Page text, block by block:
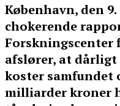
København, den
chokerende
Forskningscenter
afslører, at
koster samfundet
milliarder kroner